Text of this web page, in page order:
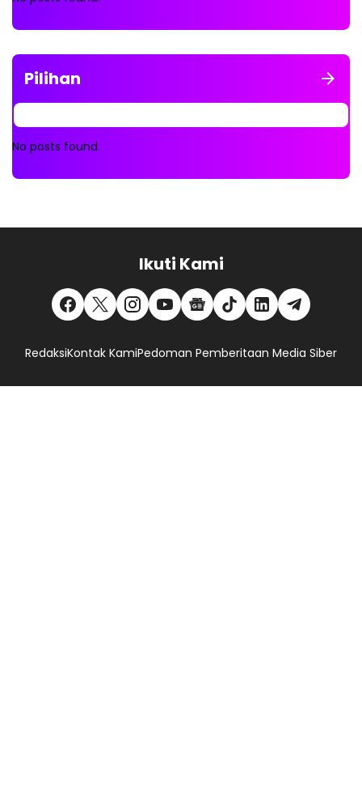
Pilihan
No posts found.
Ikuti Kami
RedaksiKontak KamiPedoman Pemberitaan Media Siber